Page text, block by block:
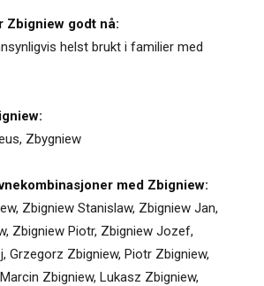
Zbigniew godt nå:
helst brukt i familier med
, Zbygniew
med Zbigniew:
Zbigniew Stanislaw, Zbigniew Jan,
Zbigniew Piotr, Zbigniew Jozef,
Grzegorz Zbigniew, Piotr Zbigniew,
Zbigniew, Lukasz Zbigniew,